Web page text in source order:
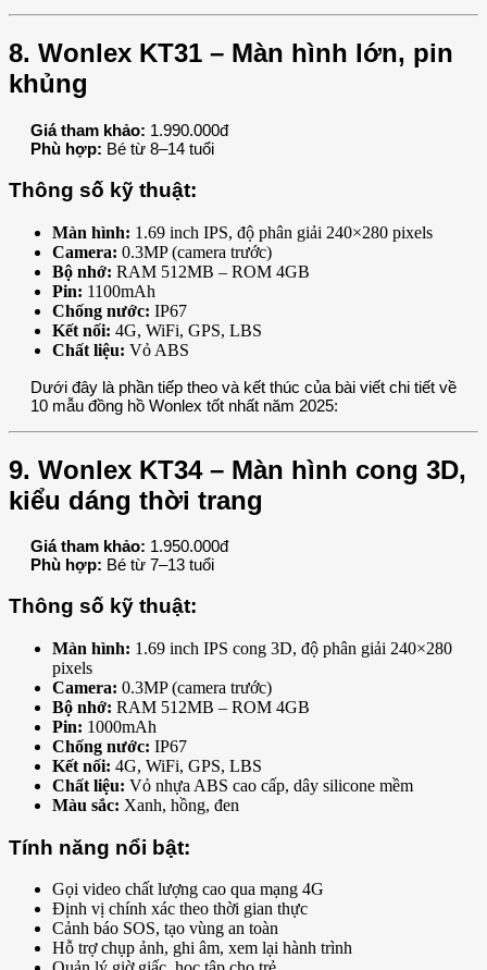
8. Wonlex KT31 – Màn hình lớn, pin
khủng
Giá tham khảo: 1.990.000đ
Phù hợp: Bé từ 8–14 tuổi
Thông số kỹ thuật:
Màn hình: 1.69 inch IPS, độ phân giải 240×280 pixels
Camera: 0.3MP (camera trước)
Bộ nhớ: RAM 512MB – ROM 4GB
Pin: 1100mAh
Chống nước: IP67
Kết nối: 4G, WiFi, GPS, LBS
Chất liệu: Vỏ ABS
Dưới đây là phần tiếp theo và kết thúc của bài viết chi tiết về
10 mẫu đồng hồ Wonlex tốt nhất năm 2025:
9. Wonlex KT34 – Màn hình cong 3D,
kiểu dáng thời trang
Giá tham khảo: 1.950.000đ
Phù hợp: Bé từ 7–13 tuổi
Thông số kỹ thuật:
Màn hình: 1.69 inch IPS cong 3D, độ phân giải 240×280
pixels
Camera: 0.3MP (camera trước)
Bộ nhớ: RAM 512MB – ROM 4GB
Pin: 1000mAh
Chống nước: IP67
Kết nối: 4G, WiFi, GPS, LBS
Chất liệu: Vỏ nhựa ABS cao cấp, dây silicone mềm
Màu sắc: Xanh, hồng, đen
Tính năng nổi bật:
Gọi video chất lượng cao qua mạng 4G
Định vị chính xác theo thời gian thực
Cảnh báo SOS, tạo vùng an toàn
Hỗ trợ chụp ảnh, ghi âm, xem lại hành trình